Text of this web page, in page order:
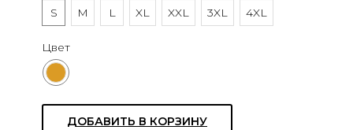
S
M L XL XXL 3XL 4XL
Цвет
ДОБАВИТЬ В КОРЗИНУ